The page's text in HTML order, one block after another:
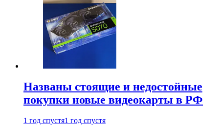
Названы стоящие и недостойные
покупки новые видеокарты в РФ
1 год спустя1 год спустя